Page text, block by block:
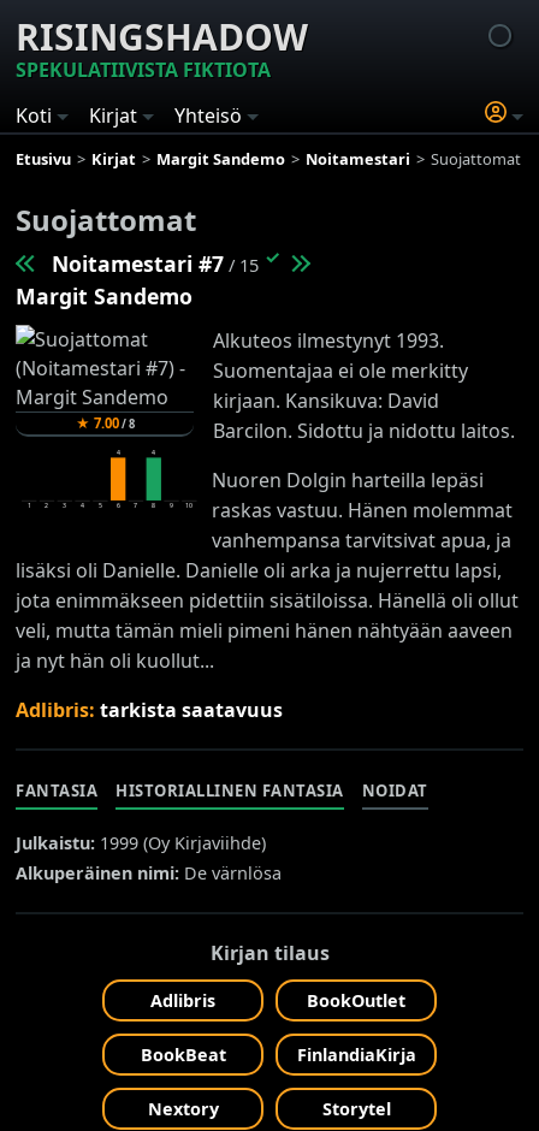
RISINGSHADOW
SPEKULATIIVISTA FIKTIOTA
Koti
Kirjat Yhteisö
Etusivu Kirjat Margit Sandemo Noitamestari Suojattomat
Suojattomat
Noitamestari #7 / 15 ✓
Margit Sandemo
★ 7.00/8
1 2 3 4 5
4
6 7
4
8 9 10
Alkuteos ilmestynyt 1993.
Suomentajaa ei ole merkitty
kirjaan. Kansikuva: David
Barcilon. Sidottu ja nidottu laitos.
Nuoren Dolgin harteilla lepäsi
raskas vastuu. Hänen molemmat
vanhempansa tarvitsivat apua, ja
lisäksi oli Danielle. Danielle oli arka ja nujerrettu lapsi,
jota enimmäkseen pidettiin sisätiloissa. Hänellä oli ollut
veli, mutta tämän mieli pimeni hänen nähtyään aaveen
ja nyt hän oli kuollut...
Adlibris:tarkista saatavuus
FANTASIA HISTORIALLINEN FANTASIA NOIDAT
Julkaistu: 1999 (Oy Kirjaviihde)
Alkuperäinen nimi: De värnlösa
Kirjan tilaus
Adlibris BookOutlet
BookBeat FinlandiaKirja
Nextory Storytel